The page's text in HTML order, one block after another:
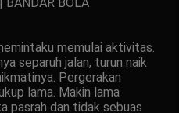
memulai aktivitas.
separuh jalan, turun naik
Pergerakan
lama. Makin lama
pasrah dan tidak sebuas